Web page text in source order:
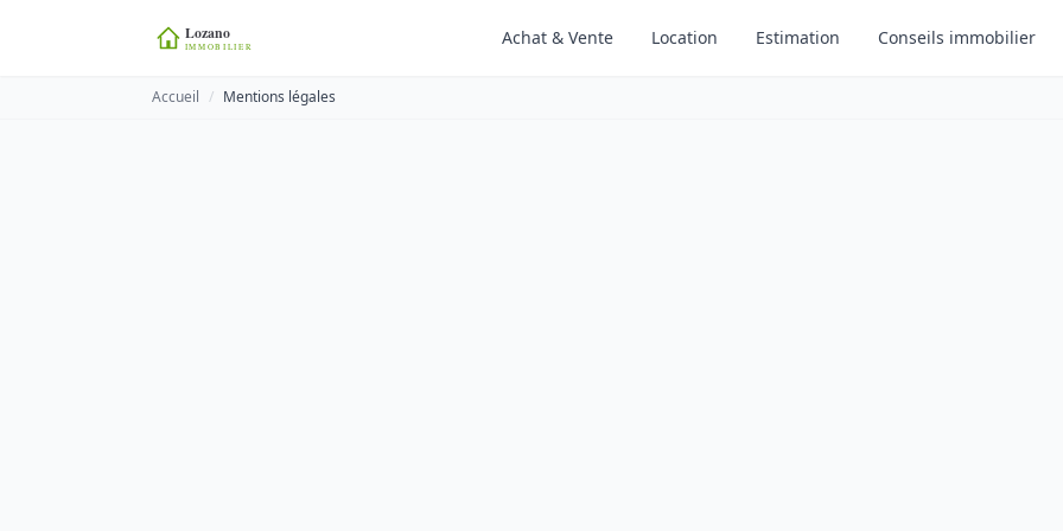
Achat & Vente Location Estimation Conseils immobilier
Accueil / Mentions légales